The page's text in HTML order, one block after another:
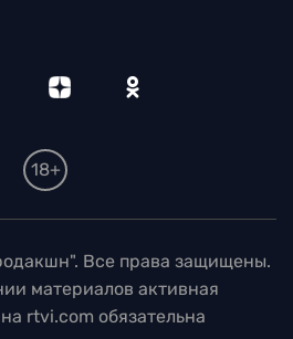
18+
Все права защищены.
материалов активная
rtvi.com обязательна